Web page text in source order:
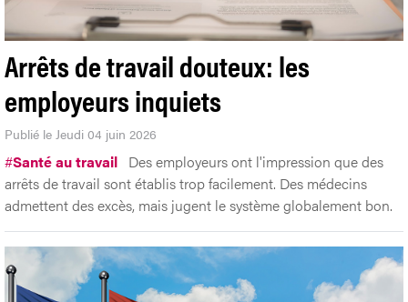
Arrêts de travail douteux: les
employeurs inquiets
Publié le Jeudi 04 juin 2026
#Santé au travail Des employeurs ont l'impression que des
arrêts de travail sont établis trop facilement. Des médecins
admettent des excès, mais jugent le système globalement bon.